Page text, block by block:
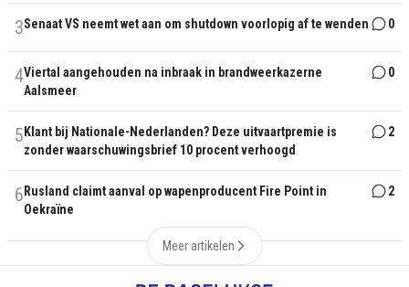
3Senaat VS neemt wet aan om shutdown voorlopig af te wenden 0
4Viertal aangehouden na inbraak in brandweerkazerne
Aalsmeer
0
5 Klant bij Nationale-Nederlanden? Deze uitvaartpremie is
zonder waarschuwingsbrief 10 procent verhoogd
2
6 Rusland claimt aanval op wapenproducent Fire Point in
Oekraïne
2
Meer artikelen